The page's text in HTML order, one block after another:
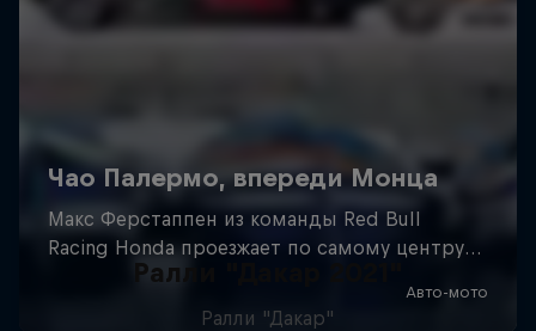
Ралли "Дакар 2021"
Ралли "Дакар"